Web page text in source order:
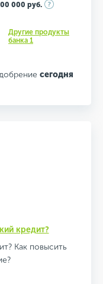
000 руб.
Другие продукты
банка 1
сегодня
кредит?
Как повысить